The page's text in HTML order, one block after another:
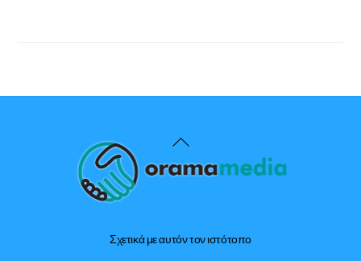
Back
To
Σχετικά με αυτόν τον ιστότοπο